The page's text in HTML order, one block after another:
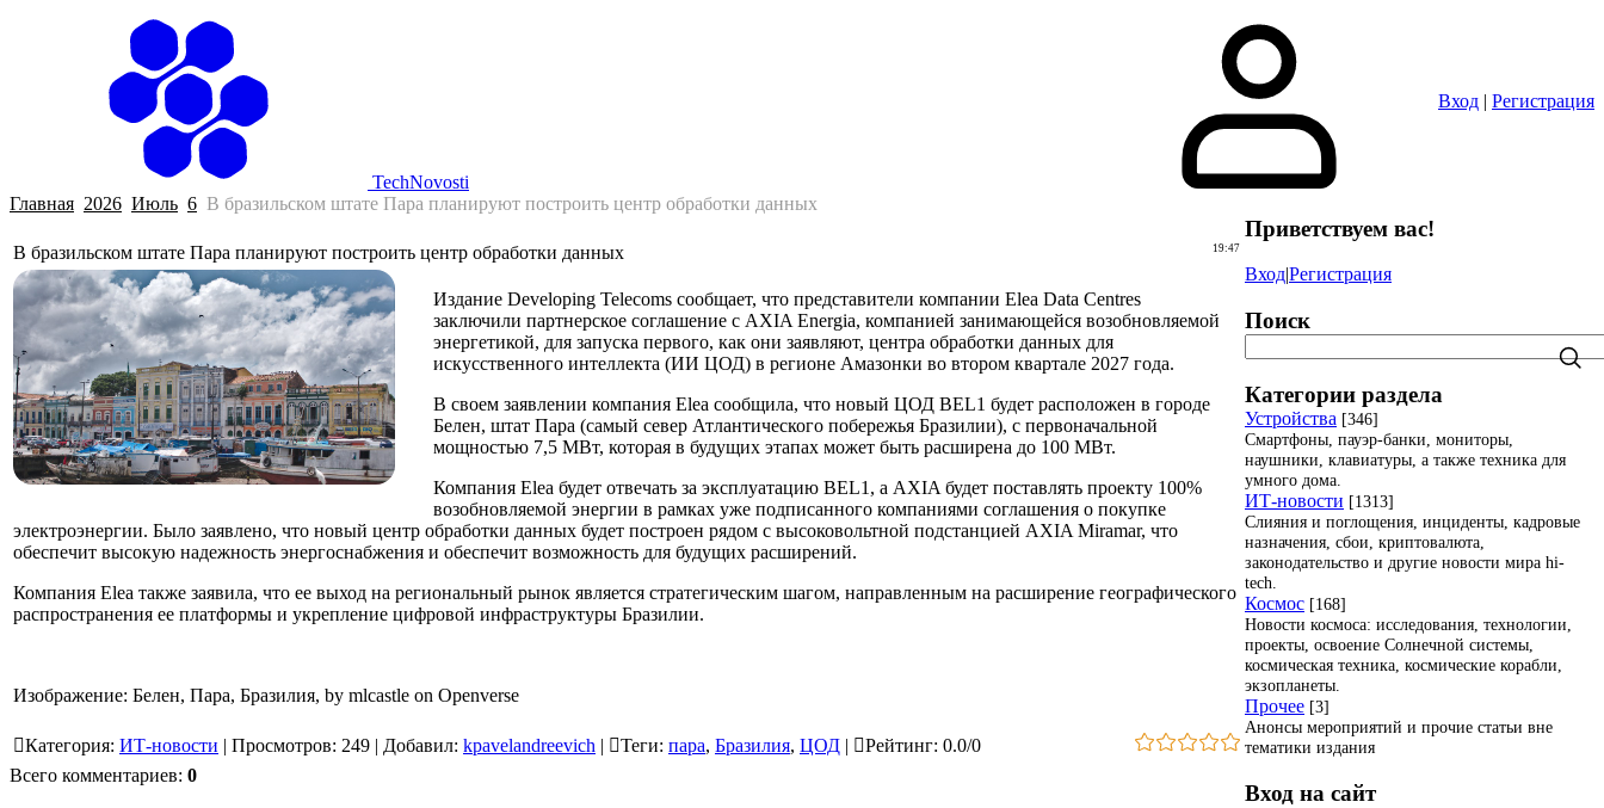
TechNovosti
Вход | Регистрация
Главная 2026 Июль 6 В бразильском штате Пара планируют построить центр обработки данных
19:47
В бразильском штате Пара планируют построить центр обработки данных
Издание Developing Telecoms сообщает, что представители компании Elea Data Centres
заключили партнерское соглашение с AXIA Energia, компанией занимающейся возобновляемой
энергетикой, для запуска первого, как они заявляют, центра обработки данных для
искусственного интеллекта (ИИ ЦОД) в регионе Амазонки во втором квартале 2027 года.
В своем заявлении компания Elea сообщила, что новый ЦОД BEL1 будет расположен в городе
Белен, штат Пара (самый север Атлантического побережья Бразилии), с первоначальной
мощностью 7,5 МВт, которая в будущих этапах может быть расширена до 100 МВт.
Компания Elea будет отвечать за эксплуатацию BEL1, а AXIA будет поставлять проекту 100%
возобновляемой энергии в рамках уже подписанного компаниями соглашения о покупке
электроэнергии. Было заявлено, что новый центр обработки данных будет построен рядом с высоковольтной подстанцией AXIA Miramar, что
обеспечит высокую надежность энергоснабжения и обеспечит возможность для будущих расширений.
Компания Elea также заявила, что ее выход на региональный рынок является стратегическим шагом, направленным на расширение географического
распространения ее платформы и укрепление цифровой инфраструктуры Бразилии.
Изображение: Белен, Пара, Бразилия, by mlcastle on Openverse
Категория: ИТ-новости | Просмотров: 249 | Добавил: kpavelandreevich | Теги: пара, Бразилия, ЦОД | Рейтинг: 0.0/0
Всего комментариев: 0
Приветствуем вас!
Вход|Регистрация
Поиск
Категории раздела
Устройства [346]
Смартфоны, пауэр-банки, мониторы,
наушники, клавиатуры, а также техника для
умного дома.
ИТ-новости [1313]
Слияния и поглощения, инциденты, кадровые
назначения, сбои, криптовалюта,
законодательство и другие новости мира hi-
tech.
Космос [168]
Новости космоса: исследования, технологии,
проекты, освоение Солнечной системы,
космическая техника, космические корабли,
экзопланеты.
Прочее [3]
Анонсы мероприятий и прочие статьи вне
тематики издания
Вход на сайт